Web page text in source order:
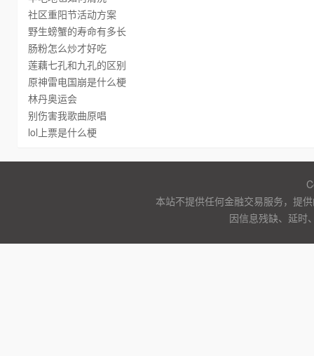
社区重阳节活动方案
野生螃蟹的寿命有多长
肠粉怎么炒才好吃
莲藕七孔和九孔的区别
原神雷电国崩是什么梗
林丹奥运会
别伤害我歌曲原唱
lol上票是什么梗
本站不提供任何金融交易服务，提
因信息残缺、延时